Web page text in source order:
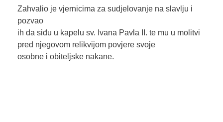
Zahvalio je vjernicima za sudjelovanje na slavlju i
pozvao
ih da siđu u kapelu sv. Ivana Pavla II. te mu u molitvi
pred njegovom relikvijom povjere svoje
osobne i obiteljske nakane.